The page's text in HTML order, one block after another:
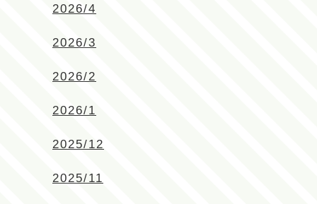
2026/4
2026/3
2026/2
2026/1
2025/12
2025/11